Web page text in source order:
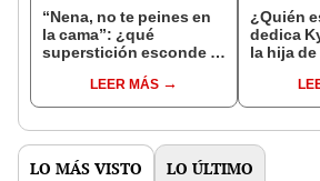
“Nena, no te peines en
la cama”: ¿qué
superstición esconde la
Enanitos Verdes?
LEER MÁS
¿Quién
dedica
la hija
nivel
LO MÁS VISTO LO ÚLTIMO